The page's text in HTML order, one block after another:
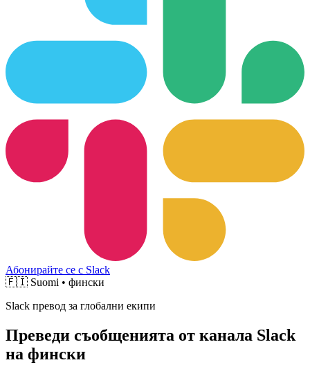
Абонирайте се с Slack
🇫🇮 Suomi • фински
Slack превод за глобални екипи
Преведи съобщенията от канала Slack
на фински